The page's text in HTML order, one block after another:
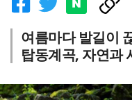
여름마다 발길이
탑동계곡, 자연과